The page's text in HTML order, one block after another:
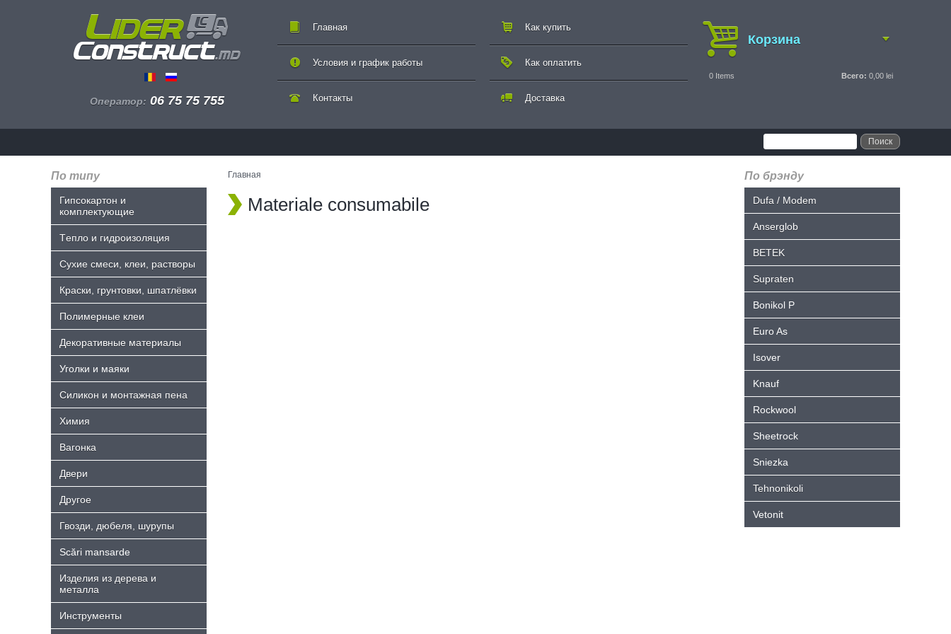
Оператор: 06 75 75 755
Главная
Контакты
Как купить
Как оплатить
Доставка
Условия и график работы
Корзина
0 Items Всего: 0,00 lei
По типу
Гипсокартон и
комплектующие
Tепло и гидроизоляция
Сухие смеси, клеи, растворы
Краски, грунтовки, шпатлёвки
Полимерные клеи
Декоративные материалы
Уголки и маяки
Силикон и монтажная пена
Химия
Bагонка
Двери
Другое
Гвозди, дюбеля, шурупы
Scări mansarde
Изделия из дерева и
металла
Инструменты
Главная
Materiale consumabile
По брэнду
Dufa / Modem
Anserglob
BETEK
Supraten
Bonikol P
Euro As
Isover
Knauf
Rockwool
Sheetrock
Sniezka
Tehnonikoli
Vetonit